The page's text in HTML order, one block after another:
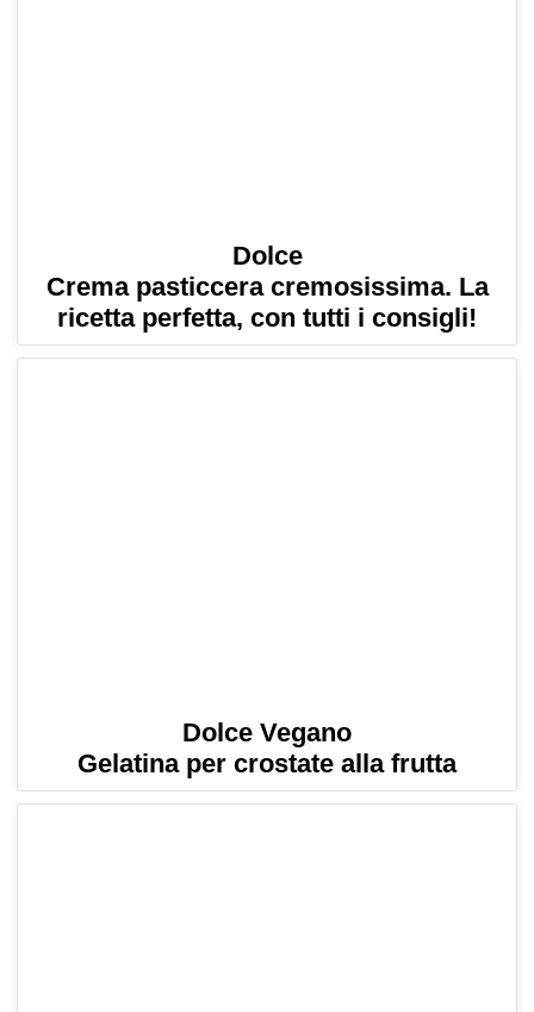
Dolce
Crema pasticcera cremosissima. La
ricetta perfetta, con tutti i consigli!
Dolce Vegano
Gelatina per crostate alla frutta